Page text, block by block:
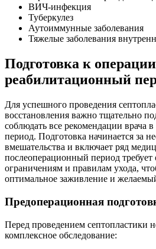
ВИЧ-инфекция
Туберкулез
Аутоиммунные заболевания
Тяжелые заболевания
Подготовка к
реабилитационный
Для успешного проведения
восстановления важно тщательно
соблюдать все рекомендации врача
период. Подготовка начинается за
вмешательства и включает ряд
послеоперационный период
ограничениям и правилам ухода,
оптимальное заживление и желаемый
Предоперационная
Перед проведением септопластики
комплексное обследование: